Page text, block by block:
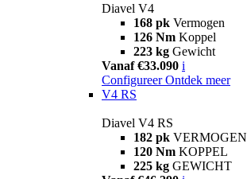
Diavel V4
168 pk Vermogen
126 Nm Koppel
223 kg Gewicht
Vanaf €33.090 i
Configureer Ontdek meer
V4 RS
Diavel V4 RS
182 pk VERMOGEN
120 Nm KOPPEL
225 kg GEWICHT